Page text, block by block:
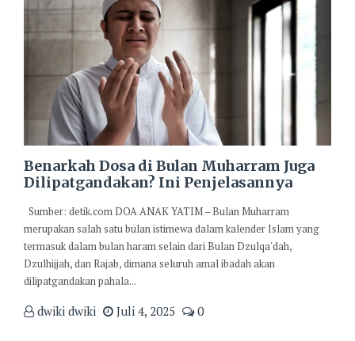
Benarkah Dosa di Bulan Muharram Juga
Dilipatgandakan? Ini Penjelasannya
Sumber: detik.com DOA ANAK YATIM – Bulan Muharram
merupakan salah satu bulan istimewa dalam kalender Islam yang
termasuk dalam bulan haram selain dari Bulan Dzulqa'dah,
Dzulhijjah, dan Rajab, dimana seluruh amal ibadah akan
dilipatgandakan pahala...
dwiki dwiki Juli 4, 2025 0